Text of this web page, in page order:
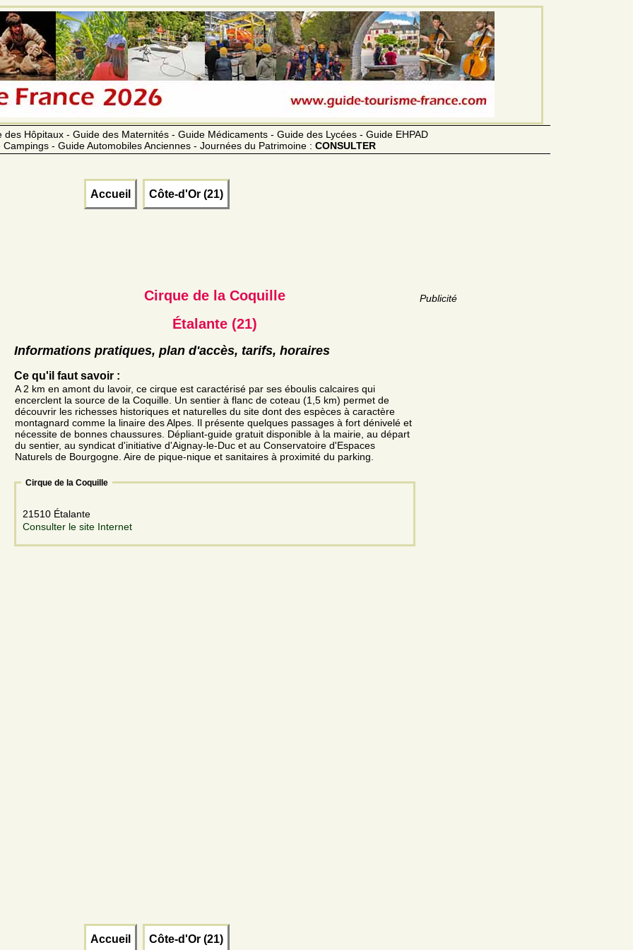
Hôpitaux - Guide des Maternités - Guide Médicaments - Guide des Lycées - Guide EHPAD
- Guide Automobiles Anciennes - Journées du Patrimoine : CONSULTER
Accueil Côte-d'Or (21)
Publicité
Cirque de la Coquille
Étalante (21)
Informations pratiques, plan d'accès, tarifs, horaires
Ce qu'il faut savoir :
A 2 km en amont du lavoir, ce cirque est caractérisé par ses éboulis calcaires qui
encerclent la source de la Coquille. Un sentier à flanc de coteau (1,5 km) permet de
découvrir les richesses historiques et naturelles du site dont des espèces à caractère
montagnard comme la linaire des Alpes. Il présente quelques passages à fort dénivelé et
nécessite de bonnes chaussures. Dépliant-guide gratuit disponible à la mairie, au départ
du sentier, au syndicat d'initiative d'Aignay-le-Duc et au Conservatoire d'Espaces
Naturels de Bourgogne. Aire de pique-nique et sanitaires à proximité du parking.
Cirque de la Coquille
21510 Étalante
Consulter le site Internet
Accueil Côte-d'Or (21)